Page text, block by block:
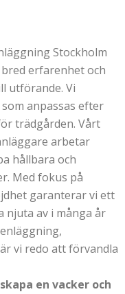
Stockholm
erfarenhet och
utförande. Vi
anpassas efter
trädgården. Vårt
arbetar
hållbara och
Med fokus på
garanterar vi ett
njuta av i många år
vi redo att förvandla
en vacker och